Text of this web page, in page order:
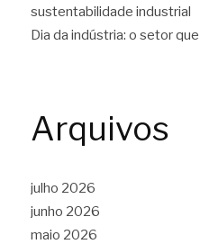
sustentabilidade industrial
Dia da indústria: o setor
Arquivos
julho 2026
junho 2026
maio 2026